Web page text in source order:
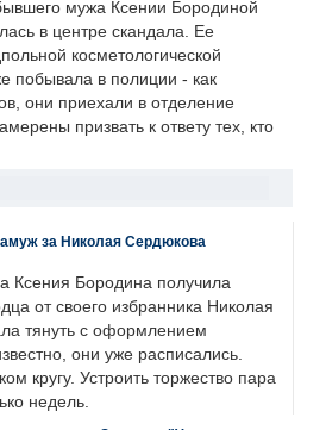
мужа Ксении Бородиной
в центре скандала. Ее
косметологической
побывала в полиции - как
они приехали в отделение
призвать к ответу тех, кто
за Николая Сердюкова
Ксения Бородина получила
от своего избранника Николая
тянуть с оформлением
они уже расписались.
кругу. Устроить торжество пара
недель.